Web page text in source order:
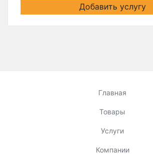
Добавить услугу
Главная
Товары
Услуги
Компании